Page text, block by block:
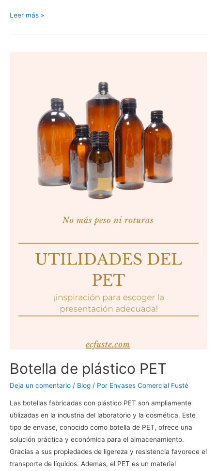
Leer más »
Botella de plástico PET
Deja un comentario / Blog / Por Envases Comercial Fusté
Las botellas fabricadas con plástico PET son ampliamente
utilizadas en la industria del laboratorio y la cosmética. Este
tipo de envase, conocido como botella de PET, ofrece una
solución práctica y económica para el almacenamiento.
Gracias a sus propiedades de ligereza y resistencia favorece el
transporte de líquidos. Además, el PET es un material